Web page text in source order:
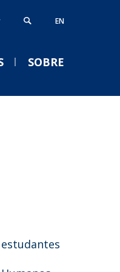
EN
SOBRE